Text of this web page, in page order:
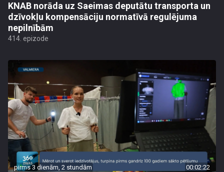
KNAB norāda uz Saeimas deputātu transporta un
dzīvokļu kompensāciju normatīvā regulējuma
nepilnībām
414. epizode
pirms 3 dienām, 2 stundām 00:02:22